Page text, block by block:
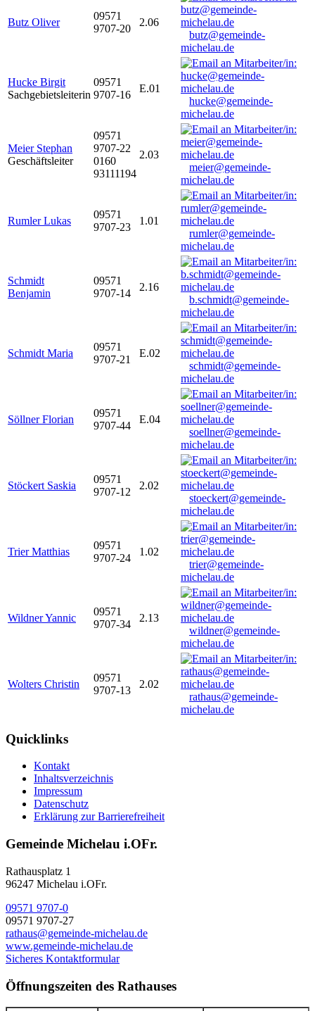
Butz Oliver
09571
9707-20
2.06
butz@gemeinde-
michelau.de
Hucke Birgit
Sachgebietsleiterin
09571
9707-16
E.01
hucke@gemeinde-
michelau.de
Meier Stephan
Geschäftsleiter
09571
9707-22
0160
93111194
2.03
meier@gemeinde-
michelau.de
Rumler Lukas
09571
9707-23
1.01
rumler@gemeinde-
michelau.de
Schmidt
Benjamin
09571
9707-14
2.16
b.schmidt@gemeinde-
michelau.de
Schmidt Maria
09571
9707-21
E.02
schmidt@gemeinde-
michelau.de
Söllner Florian
09571
9707-44
E.04
soellner@gemeinde-
michelau.de
Stöckert Saskia
09571
9707-12
2.02
stoeckert@gemeinde-
michelau.de
Trier Matthias
09571
9707-24
1.02
trier@gemeinde-
michelau.de
Wildner Yannic
09571
9707-34
2.13
wildner@gemeinde-
michelau.de
Wolters Christin
09571
9707-13
2.02
rathaus@gemeinde-
michelau.de
Quicklinks
Kontakt
Inhaltsverzeichnis
Impressum
Datenschutz
Erklärung zur Barrierefreiheit
Gemeinde Michelau i.OFr.
Rathausplatz 1
96247 Michelau i.OFr.
09571 9707-0
09571 9707-27
rathaus@gemeinde-michelau.de
www.gemeinde-michelau.de
Sicheres Kontaktformular
Öffnungszeiten des Rathauses